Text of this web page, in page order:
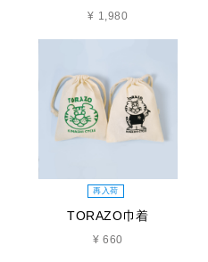
¥ 1,980
再入荷
TORAZO巾着
¥ 660